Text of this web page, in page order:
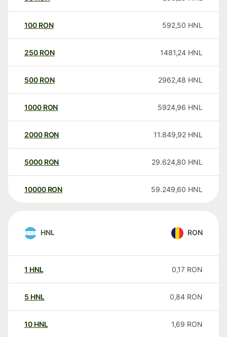
100 RON 592,50 HNL
250 RON 1481,24 HNL
500 RON 2962,48 HNL
1000 RON 5924,96 HNL
2000 RON 11.849,92 HNL
5000 RON 29.624,80 HNL
10000 RON 59.249,60 HNL
HNL RON
1 HNL 0,17 RON
5 HNL 0,84 RON
10 HNL 1,69 RON